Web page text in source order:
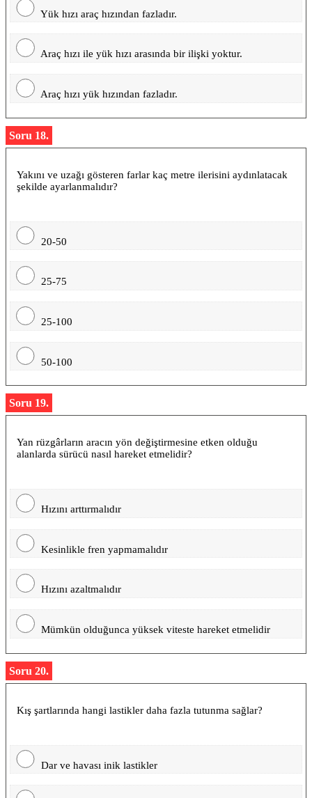
Yük hızı araç hızından fazladır.
Araç hızı ile yük hızı arasında bir ilişki yoktur.
Araç hızı yük hızından fazladır.
Soru 18.
Yakını ve uzağı gösteren farlar kaç metre ilerisini aydınlatacak
şekilde ayarlanmalıdır?
20-50
25-75
25-100
50-100
Soru 19.
Yan rüzgârların aracın yön değiştirmesine etken olduğu
alanlarda sürücü nasıl hareket etmelidir?
Hızını arttırmalıdır
Kesinlikle fren yapmamalıdır
Hızını azaltmalıdır
Mümkün olduğunca yüksek viteste hareket etmelidir
Soru 20.
Kış şartlarında hangi lastikler daha fazla tutunma sağlar?
Dar ve havası inik lastikler